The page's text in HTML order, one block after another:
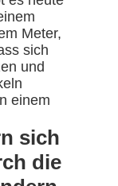
Meter,
sich
und
einem
sich
die